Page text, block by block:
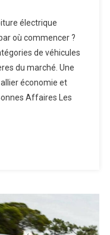
électrique
où commencer ?
de véhicules
du marché. Une
économie et
Affaires Les